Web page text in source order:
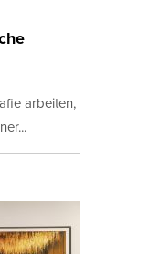
arbeiten,